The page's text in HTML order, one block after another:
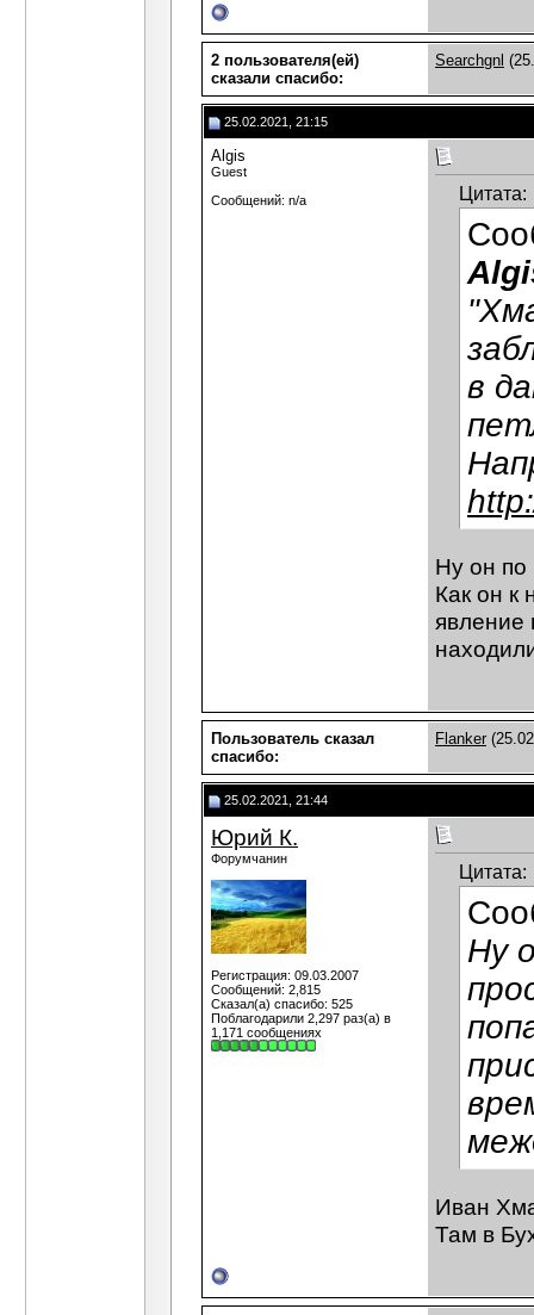
2 пользователя(ей)
сказали cпасибо:
Searchgnl
25.02.2021, 21:15
Algis
Guest
Сообщений: n/a
Цитата:
в
Ну он
Как он к
явление
Пользователь сказал
cпасибо:
Flanker
25.02.2021, 21:44
Юрий К.
Форумчанин
Регистрация: 09.03.2007
Сообщений: 2,815
Сказал(а) спасибо: 525
Поблагодарили 2,297 раз(а) в
1,171 сообщениях
Цитата:
Ну
Иван
Там в